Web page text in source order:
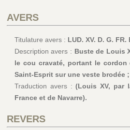
AVERS
Titulature avers : LUD. XV. D. G. FR.
Description avers : Buste de Louis
le cou cravaté, portant le
Saint-Esprit sur une veste brodée
Traduction avers :(Louis XV, par
France et de Navarre).
REVERS